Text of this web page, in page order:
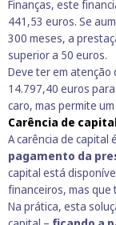
Finanças, este
441,53 euros. Se
300 meses, a
superior a 50 euros.
Deve ter em
14.797,40 euros
caro, mas permite
Carência de
A carência de capital
pagamento da
capital está
financeiros, mas que
Na prática, esta